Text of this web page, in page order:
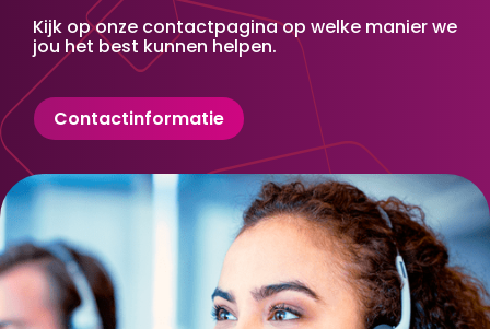
Kijk op onze contactpagina op welke manier we
jou het best kunnen helpen.
Contactinformatie